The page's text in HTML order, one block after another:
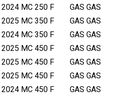
GAS GAS
MC 250 F
2024
GAS GAS
MC 350 F
2025
GAS GAS
MC 350 F
2024
GAS GAS
MC 450 F
2025
GAS GAS
MC 450 F
2025
GAS GAS
MC 450 F
2025
GAS GAS
MC 450 F
2024